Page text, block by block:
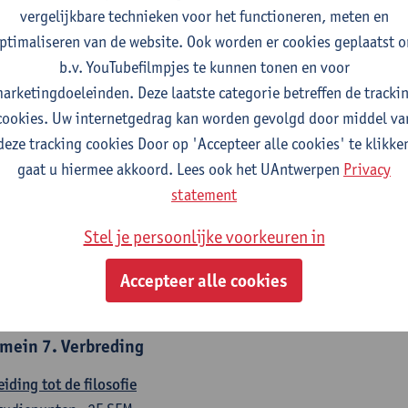
1E/2E SEM
studiepunten
Tom Van Caneghem Christine Lippens
6. Kwantitatieve methoden
statistiek en kansrekenen
2E SEM
studiepunten
Stephan Van der Veeken
methoden en technieken
1E/2E SEM
Ida Ruts
7. Verbreding
tot de filosofie
vergelijkbare technieken voor het functioneren, meten en
van de website. Ook worden er cookies geplaatst
b.v. YouTubefilmpjes te kunnen tonen en voor
Deze laatste categorie betreffen de
Uw internetgedrag kan worden gevolgd door middel
tracking cookies Door op 'Accepteer alle cookies' te
gaat u hiermee akkoord. Lees ook het UAntwerpen Privacy
statement
Stel je persoonlijke voorkeuren in
Accepteer alle cookies